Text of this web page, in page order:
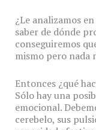
¿Le analizamos
saber de dónde
conseguiremos
mismo pero nada
Entonces ¿qué
Sólo hay una
emocional.
cerebelo, sus